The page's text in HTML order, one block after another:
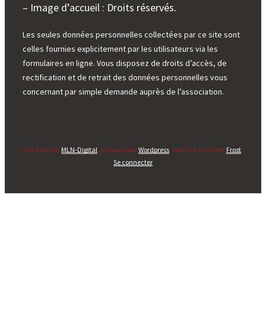
– Image d’accueil : Droits réservés.
Les seules données personnelles collectées par ce site sont
celles fournies explicitement par les utilisateurs via les
formulaires en ligne. Vous disposez de droits d’accès, de
rectification et de retrait des données personnelles vous
concernant par simple demande auprès de l’association.
Site créé par MLN-Digital, propulsé parWordpress, basé sur le thème Frost.
Se connecter